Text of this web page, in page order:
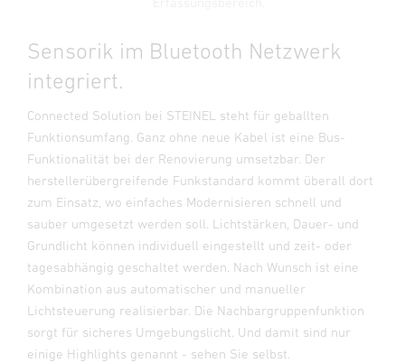
Sensorik im Bluetooth Netzwerk
integriert.
Connected Solution bei STEINEL steht für geballten
Funktionsumfang. Ganz ohne neue Kabel ist eine Bus-
Funktionalität bei der Renovierung umsetzbar. Der
herstellerübergreifende Funkstandard kommt überall dort
zum Einsatz, wo einfaches Modernisieren schnell und
sauber umgesetzt werden soll. Lichtstärken, Dauer- und
Grundlicht können individuell eingestellt und zeit- oder
tagesabhängig geschaltet werden. Nach Wunsch ist eine
Kombination aus automatischer und manueller
Lichtsteuerung realisierbar. Die Nachbargruppenfunktion
sorgt für sicheres Umgebungslicht. Und damit sind nur
einige Highlights genannt - sehen Sie selbst.